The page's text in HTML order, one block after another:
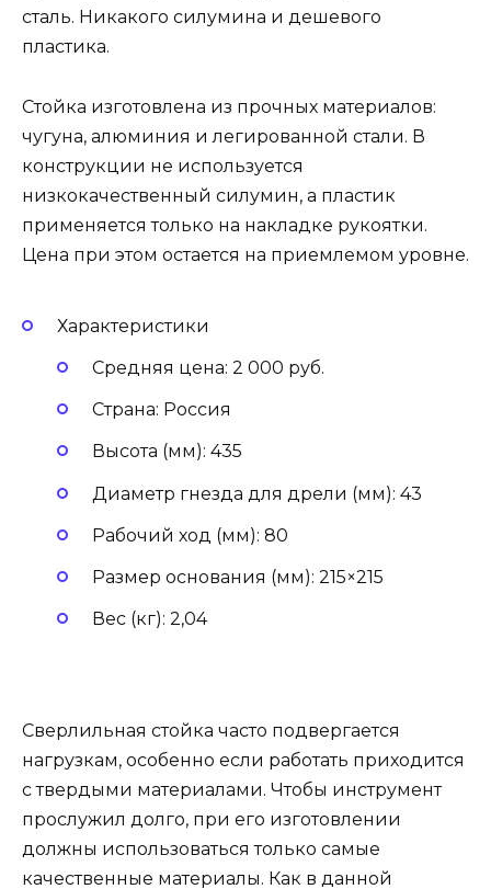
сталь. Никакого силумина и дешевого
пластика.
Стойка изготовлена из прочных материалов:
чугуна, алюминия и легированной стали. В
конструкции не используется
низкокачественный силумин, а пластик
применяется только на накладке рукоятки.
Цена при этом остается на приемлемом уровне.
Характеристики
Средняя цена: 2 000 руб.
Страна: Россия
Высота (мм): 435
Диаметр гнезда для дрели (мм): 43
Рабочий ход (мм): 80
Размер основания (мм): 215×215
Вес (кг): 2,04
Сверлильная стойка часто подвергается
нагрузкам, особенно если работать приходится
с твердыми материалами. Чтобы инструмент
прослужил долго, при его изготовлении
должны использоваться только самые
качественные материалы. Как в данной